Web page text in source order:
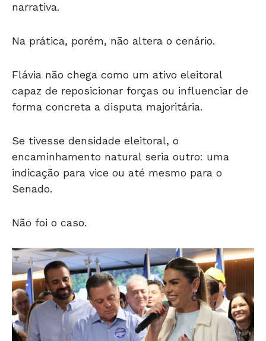
narrativa.
Na prática, porém, não altera o cenário.
Flávia não chega como um ativo eleitoral
capaz de reposicionar forças ou influenciar de
forma concreta a disputa majoritária.
Se tivesse densidade eleitoral, o
encaminhamento natural seria outro: uma
indicação para vice ou até mesmo para o
Senado.
Não foi o caso.